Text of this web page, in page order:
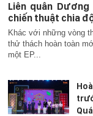
Liên quân Dương
chiến thuật chia
Khác với những vòng
thử thách hoàn toàn
một EP...